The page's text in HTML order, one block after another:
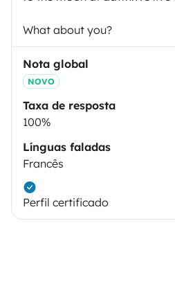
What about you?
Nota global
NOVO
Taxa de resposta
100%
Línguas faladas
Francês
Perfil certificado